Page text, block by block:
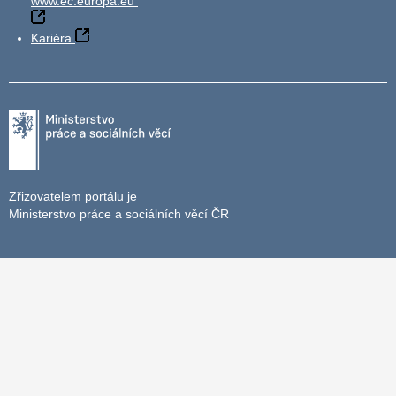
Kariéra
Zřizovatelem portálu je
Ministerstvo práce a sociálních věcí ČR